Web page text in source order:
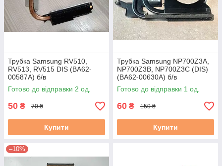
Трубка Samsung RV510,
RV513, RV515 DIS (BA62-
00587A) б/в
Готово до відправки 2 од.
50 ₴ 70 ₴
Купити
Трубка Samsung NP700Z3A,
NP700Z3B, NP700Z3C (DIS)
(BA62-00630A) б/в
Готово до відправки 1 од.
60 ₴ 150 ₴
Купити
–10%